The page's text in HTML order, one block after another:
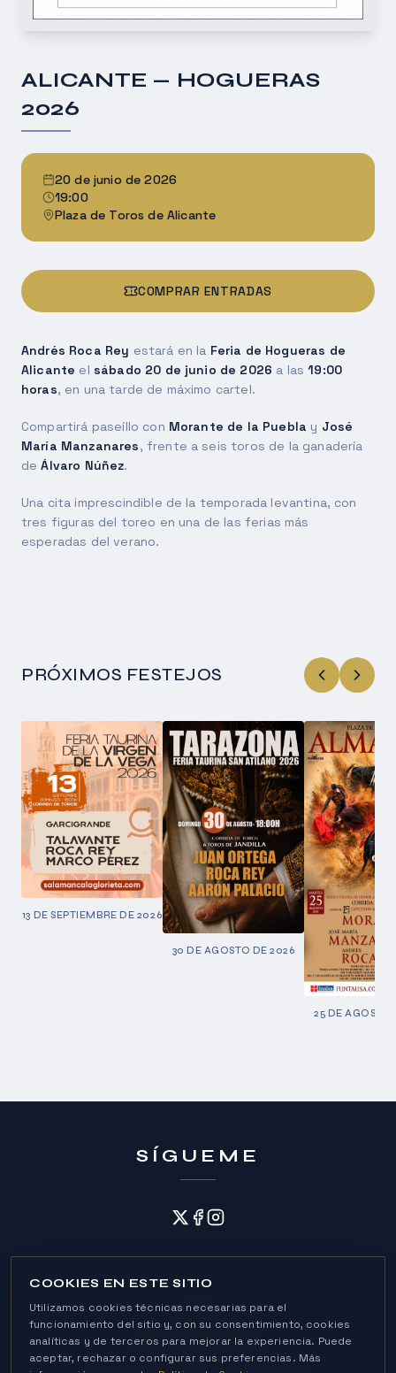
ALICANTE — HOGUERAS
2026
20 de junio de 2026
19:00
Plaza de Toros de Alicante
COMPRAR ENTRADAS
Andrés Roca Rey estará en la Feria de Hogueras de
Alicante el sábado 20 de junio de 2026 a las19:00
horas, en una tarde de máximo cartel.
Compartirá paseíllo con Morante de la Puebla y José
María Manzanares, frente a seis toros de la ganadería
deÁlvaro Núñez.
Una cita imprescindible de la temporada levantina, con
tres figuras del toreo en una de las ferias más
esperadas del verano.
PRÓXIMOS FESTEJOS
13 DE SEPTIEMBRE DE 2026
30 DE AGOSTO DE 2026
25 DE AGOSTO
SÍGUEME
Política de Cookies
Política de Privacidad
COOKIES EN ESTE SITIO
Utilizamos cookies técnicas necesarias para el
funcionamiento del sitio y, con su consentimiento, cookies
analíticas y de terceros para mejorar la experiencia. Puede
aceptar, rechazar o configurar sus preferencias. Más